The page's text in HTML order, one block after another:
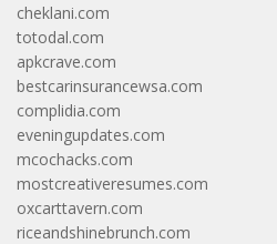
cheklani.com
totodal.com
apkcrave.com
bestcarinsurancewsa.com
complidia.com
eveningupdates.com
mcochacks.com
mostcreativeresumes.com
oxcarttavern.com
riceandshinebrunch.com